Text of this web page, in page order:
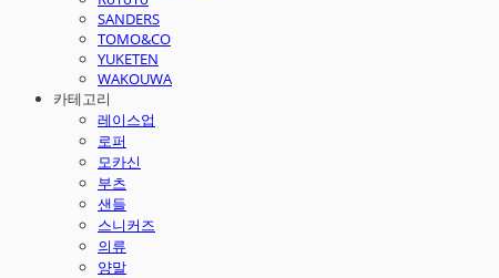
SANDERS
TOMO&CO
YUKETEN
WAKOUWA
카테고리
레이스업
로퍼
모카신
부츠
샌들
스니커즈
의류
양말